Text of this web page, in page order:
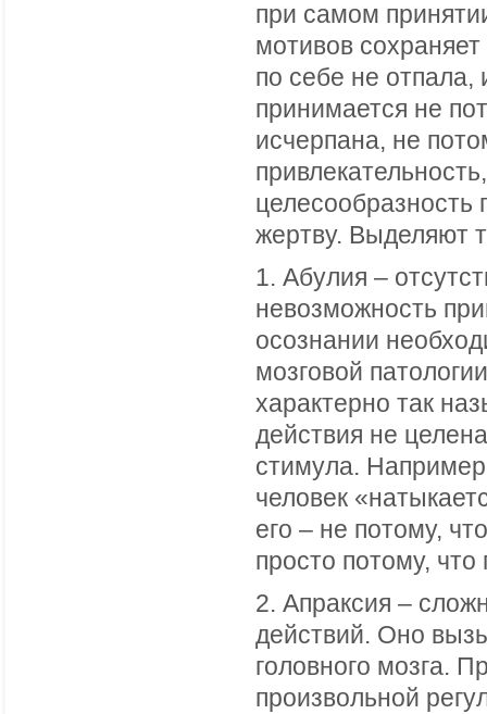
при самом
мотивов
по себе не отпала,
принимается не
исчерпана, не
жертву. Выделяют
1. Абулия –
невозможность
осознании
мозговой
характерно так
действия не
стимула.
человек
его – не потому,
просто потому, что
2. Апраксия –
действий. Оно
головного мозга.
произвольной